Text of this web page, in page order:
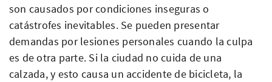
son causados por condiciones inseguras o
catástrofes inevitables. Se pueden presentar
demandas por lesiones personales cuando la culpa
es de otra parte. Si la ciudad no cuida de una
calzada, y esto causa un accidente de bicicleta, la